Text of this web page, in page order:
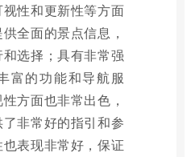
性和更新性等方面
全面的景点信息，
选择；具有非常强
富的功能和导航服
方面也非常出色，
非常好的指引和参
表现非常好，保证